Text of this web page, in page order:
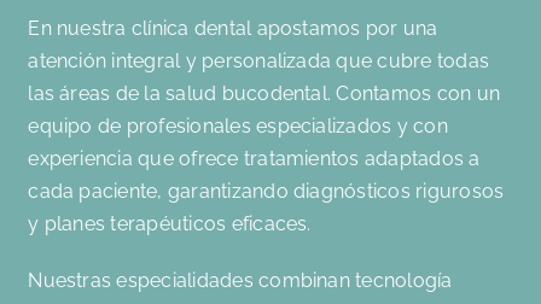
En nuestra clínica dental apostamos por una
atención integral y personalizada que cubre todas
las áreas de la salud bucodental. Contamos con un
equipo de profesionales especializados y con
experiencia que ofrece tratamientos adaptados a
cada paciente, garantizando diagnósticos rigurosos
y planes terapéuticos eficaces.
Nuestras especialidades combinan tecnología